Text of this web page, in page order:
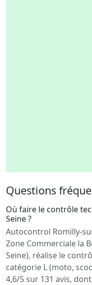
Questions
Où faire le contrôle
Seine ?
Autocontrol Romilly-
Zone Commerciale la
Seine), réalise le
catégorie L (moto,
4,6/5 sur 131 avis,